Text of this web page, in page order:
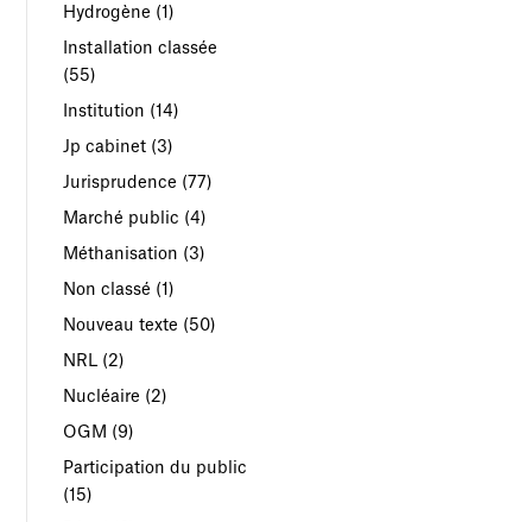
Hydrogène (1)
Installation classée
(55)
Institution (14)
Jp cabinet (3)
Jurisprudence (77)
Marché public (4)
Méthanisation (3)
Non classé (1)
Nouveau texte (50)
NRL (2)
Nucléaire (2)
OGM (9)
Participation du public
(15)